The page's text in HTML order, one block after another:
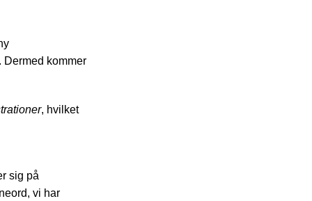
kommer
, hvilket
sig på
vi har